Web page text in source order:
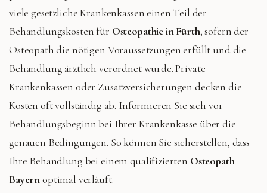
viele gesetzliche Krankenkassen einen Teil der
Behandlungskosten für Osteopathie in Fürth, sofern der
Osteopath die nötigen Voraussetzungen erfüllt und die
Behandlung ärztlich verordnet wurde. Private
Krankenkassen oder Zusatzversicherungen decken die
Kosten oft vollständig ab. Informieren Sie sich vor
Behandlungsbeginn bei Ihrer Krankenkasse über die
genauen Bedingungen. So können Sie sicherstellen, dass
Ihre Behandlung bei einem qualifizierten Osteopath
Bayernoptimal verläuft.